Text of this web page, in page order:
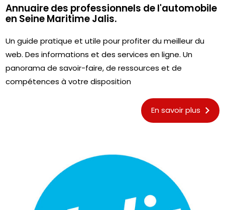
Annuaire des professionnels de l'automobile
en Seine Maritime Jalis.
Un guide pratique et utile pour profiter du meilleur du
web. Des informations et des services en ligne. Un
panorama de savoir-faire, de ressources et de
compétences à votre disposition
En savoir plus